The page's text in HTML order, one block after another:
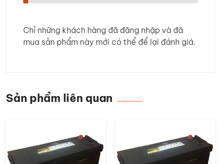
Chỉ những khách hàng đã đăng nhập và đã
mua sản phẩm này mới có thể để lại đánh giá.
Sản phẩm liên quan